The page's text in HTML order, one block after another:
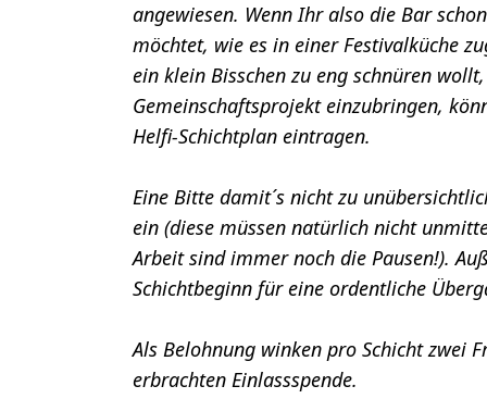
angewiesen. Wenn Ihr also die Bar
möchtet, wie es in einer Festivalküche
ein klein Bisschen zu eng schnüren
Gemeinschaftsprojekt einzubringen,
Helfi-Schichtplan eintragen.
Eine Bitte damit´s nicht zu
ein (diese müssen natürlich nicht
Arbeit sind immer noch die Pausen!).
Schichtbeginn für eine ordentliche
Als Belohnung winken pro Schicht zwei
erbrachten Einlassspende.